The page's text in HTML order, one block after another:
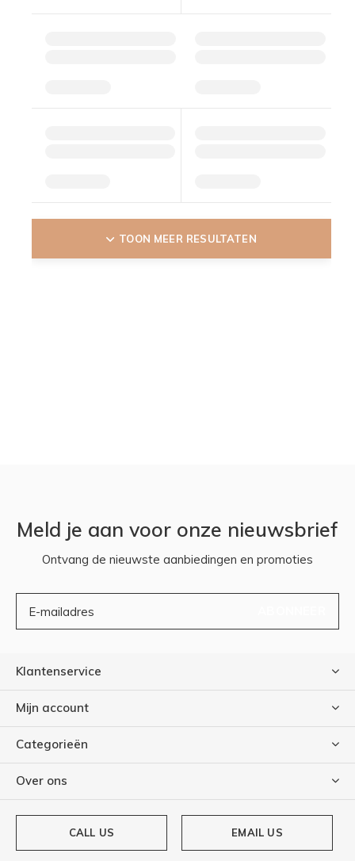
TOON MEER RESULTATEN
Meld je aan voor onze nieuwsbrief
Ontvang de nieuwste aanbiedingen en promoties
Klantenservice
Mijn account
Categorieën
Over ons
CALL US EMAIL US